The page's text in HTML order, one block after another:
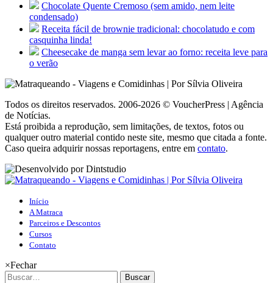
Chocolate Quente Cremoso (sem amido, nem leite
condensado)
Receita fácil de brownie tradicional: chocolatudo e com
casquinha linda!
Cheesecake de manga sem levar ao forno: receita leve para
o verão
Todos os direitos reservados. 2006-2026 © VoucherPress | Agência
de Notícias.
Está proibida a reprodução, sem limitações, de textos, fotos ou
qualquer outro material contido neste site, mesmo que citada a fonte.
Caso queira adquirir nossas reportagens, entre em contato.
Início
A Matraca
Parceiros e Descontos
Cursos
Contato
×Fechar
Buscar